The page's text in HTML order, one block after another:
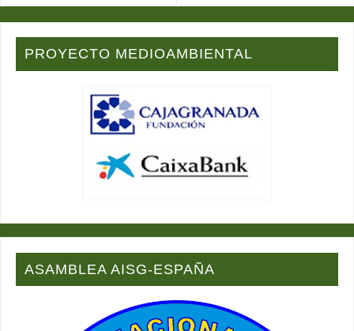
PROYECTO MEDIOAMBIENTAL
ASAMBLEA AISG-ESPAÑA